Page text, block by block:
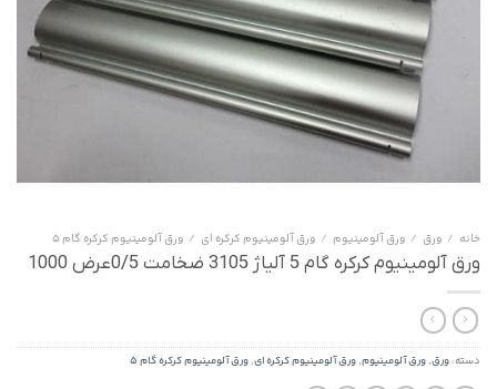
خانه / ورق / ورق آلومینیوم / ورق آلومینیوم کرکره ای / ورق آلومینیوم کرکره گام 5
ورق آلومینیوم کرکره گام 5 آلیاژ 3105 ضخامت 0/5عرض 1000
دسته: ورق, ورق آلومینیوم, ورق آلومینیوم کرکره ای, ورق آلومینیوم کرکره گام 5